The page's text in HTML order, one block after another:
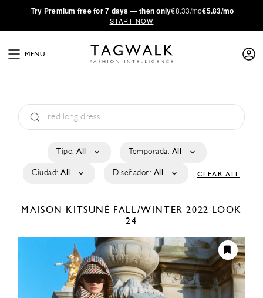
·Try Premium free for 7 days — then only€8.33/mo€5.83/mo
START NOW
MENU
Tipo: All Temporada: All
Ciudad: All Diseñador: All CLEAR ALL
MAISON KITSUNÉ FALL/WINTER 2022 LOOK
24